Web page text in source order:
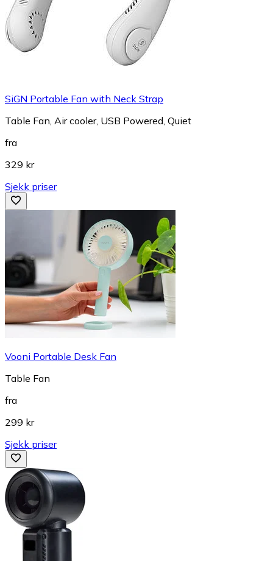
SiGN Portable Fan with Neck Strap
Table Fan, Air cooler, USB Powered, Quiet
fra
329 kr
Sjekk priser
Vooni Portable Desk Fan
Table Fan
fra
299 kr
Sjekk priser